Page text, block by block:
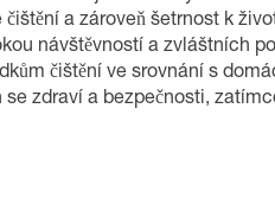
a zároveň šetrnost k
návštěvností a zvláštních
čištění ve srovnání s
zdraví a bezpečnosti,